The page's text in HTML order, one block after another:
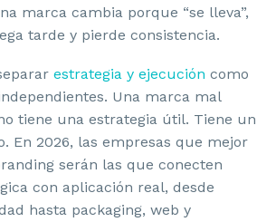
marca cambia porque “se lleva”,
tarde y pierde consistencia.
estrategia y ejecución como
Una marca mal
tiene una estrategia útil. Tiene un
En 2026, las empresas que mejor
serán las que conecten
con aplicación real, desde
hasta packaging, web y